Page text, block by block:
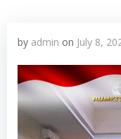
by admin on July 8,